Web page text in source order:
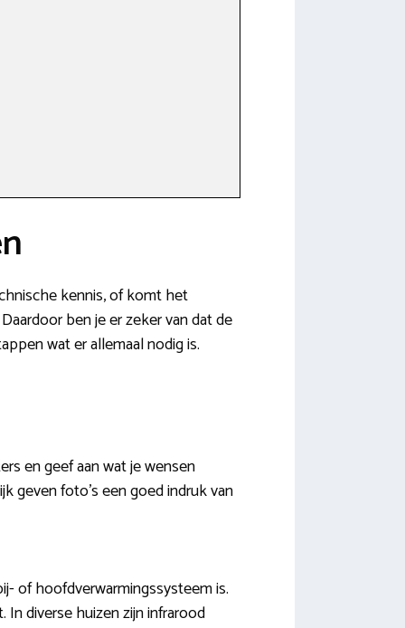
kennis, of komt het
ben je er zeker van dat de
wat er allemaal nodig is.
en geef aan wat je wensen
geven foto’s een goed indruk van
of hoofdverwarmingssysteem is.
diverse huizen zijn infrarood